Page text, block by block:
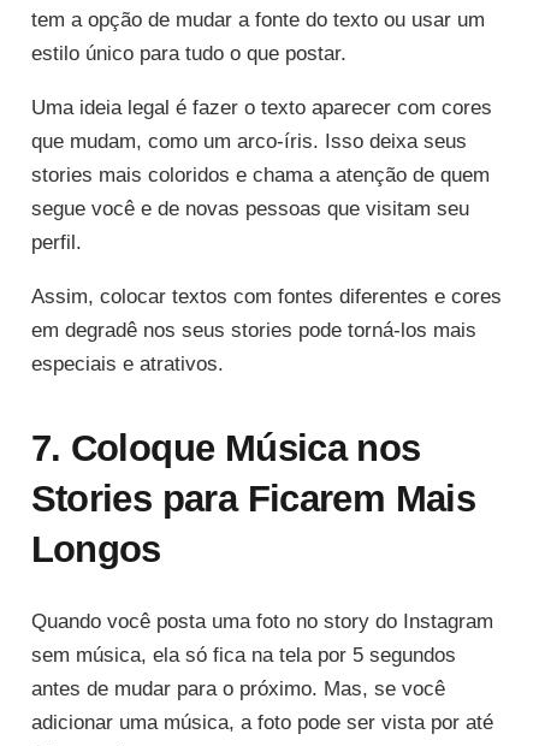
tem a opção de mudar a fonte do texto ou usar um
estilo único para tudo o que postar.
Uma ideia legal é fazer o texto aparecer com cores
que mudam, como um arco-íris. Isso deixa seus
stories mais coloridos e chama a atenção de quem
segue você e de novas pessoas que visitam seu
perfil.
Assim, colocar textos com fontes diferentes e cores
em degradê nos seus stories pode torná-los mais
especiais e atrativos.
7. Coloque Música nos
Stories para Ficarem Mais
Longos
Quando você posta uma foto no story do Instagram
sem música, ela só fica na tela por 5 segundos
antes de mudar para o próximo. Mas, se você
adicionar uma música, a foto pode ser vista por até